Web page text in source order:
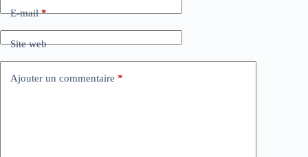
E-mail*
Site web
Ajouter un commentaire *